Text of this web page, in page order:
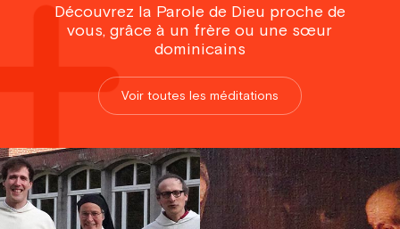
Découvrez la Parole de Dieu proche de
vous, grâce à un frère ou une sœur
dominicains
Voir toutes les méditations